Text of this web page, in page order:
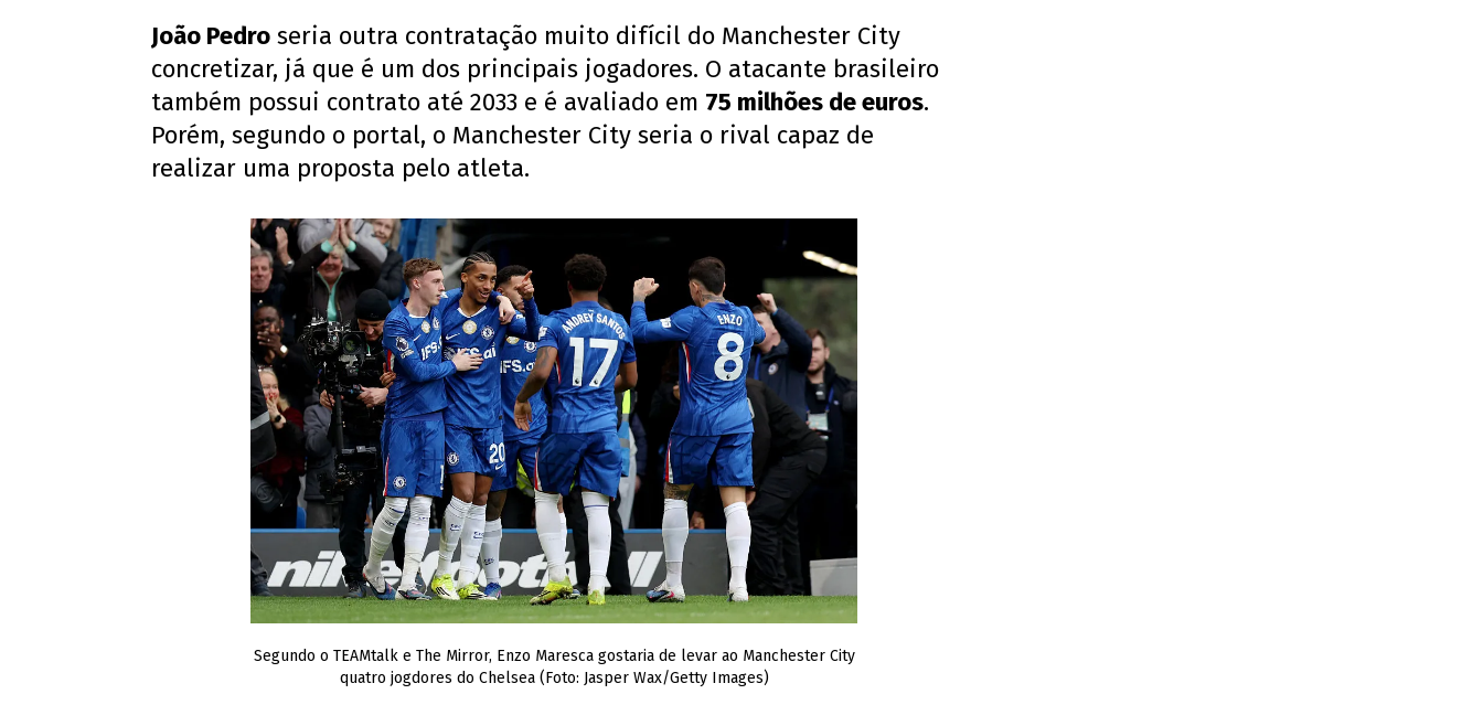
João Pedro seria outra contratação muito difícil do Manchester City
concretizar, já que é um dos principais jogadores. O atacante brasileiro
também possui contrato até 2033 e é avaliado em 75 milhões de euros.
Porém, segundo o portal, o Manchester City seria o rival capaz de
realizar uma proposta pelo atleta.
Segundo o TEAMtalk e The Mirror, Enzo Maresca gostaria de levar ao Manchester City
quatro jogdores do Chelsea (Foto: Jasper Wax/Getty Images)